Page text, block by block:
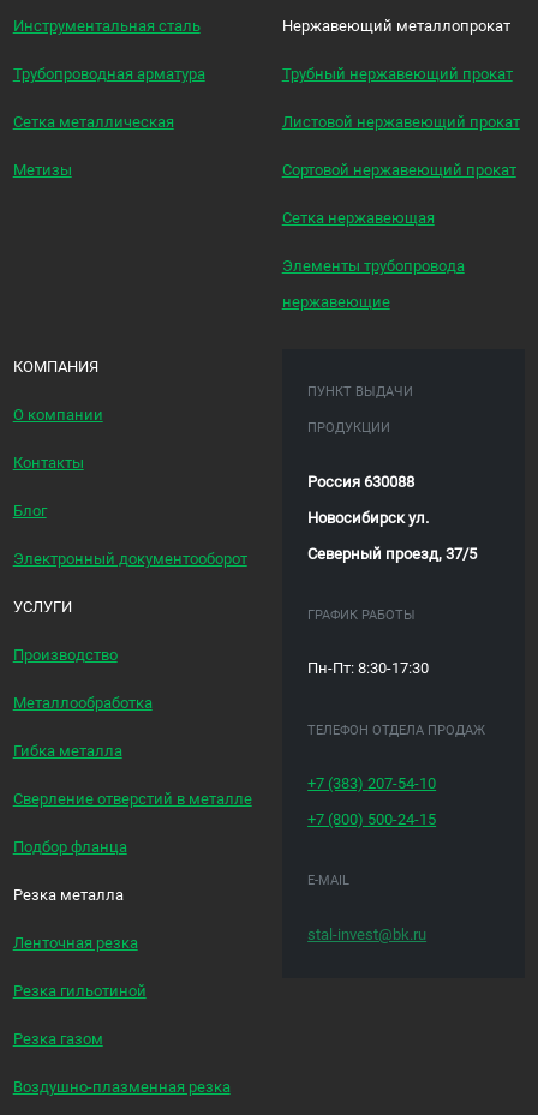
Инструментальная сталь
Трубопроводная арматура
Сетка металлическая
Метизы
Нержавеющий металлопрокат
Трубный нержавеющий прокат
Листовой нержавеющий прокат
Сортовой нержавеющий прокат
Сетка нержавеющая
Элементы трубопровода
нержавеющие
КОМПАНИЯ
О компании
Контакты
Блог
Электронный документооборот
УСЛУГИ
Производство
Металлообработка
Гибка металла
Сверление отверстий в металле
Подбор фланца
Резка металла
Ленточная резка
Резка гильотиной
Резка газом
Воздушно-плазменная резка
ПУНКТ ВЫДАЧИ
ПРОДУКЦИИ
Россия 630088
Новосибирск ул.
Северный проезд, 37/5
ГРАФИК РАБОТЫ
Пн-Пт: 8:30-17:30
ТЕЛЕФОН ОТДЕЛА ПРОДАЖ
+7 (383)207-54-10
+7 (800) 500-24-15
E-MAIL
stal-invest@bk.ru